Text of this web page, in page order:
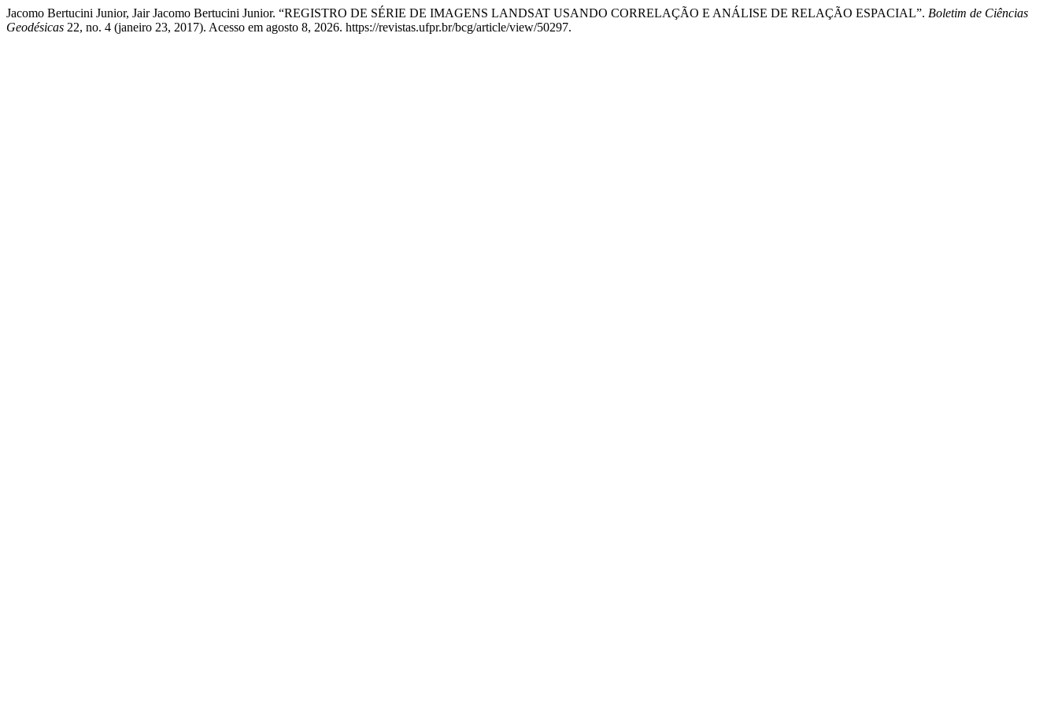
Jacomo Bertucini Junior, Jair Jacomo Bertucini Junior. “REGISTRO DE SÉRIE DE IMAGENS LANDSAT USANDO CORRELAÇÃO E ANÁLISE DE RELAÇÃO ESPACIAL”. Boletim de Ciências
Geodésicas 22, no. 4 (janeiro 23, 2017). Acesso em agosto 8, 2026. https://revistas.ufpr.br/bcg/article/view/50297.